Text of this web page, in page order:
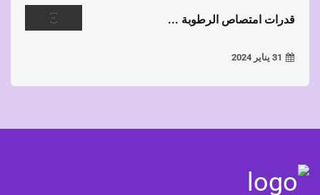
قدرات امتصاص الرطوبة ...
31 يناير 2024